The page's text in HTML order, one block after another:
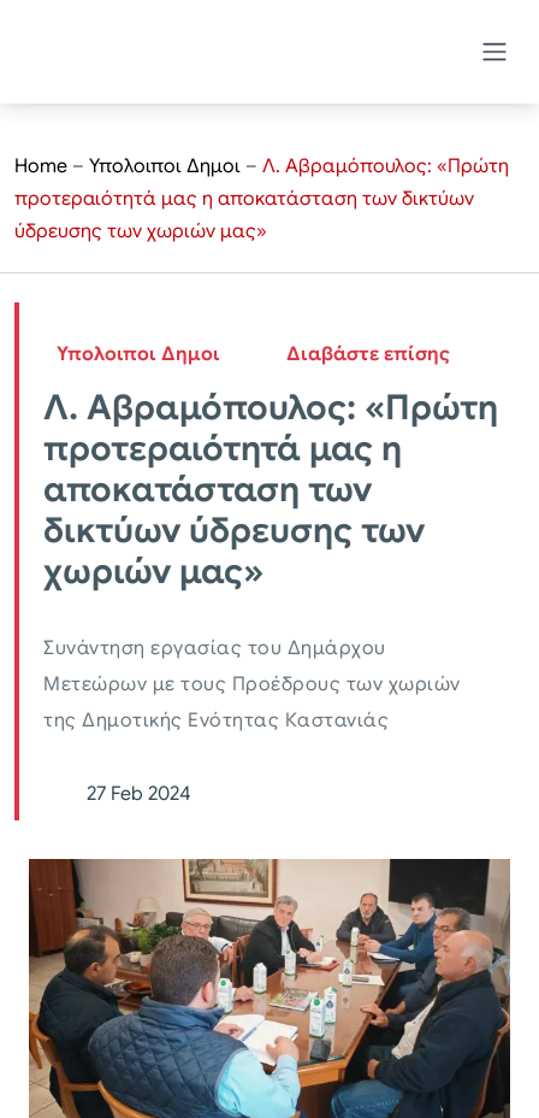
Home – Υπολοιποι Δημοι – Λ. Αβραμόπουλος: «Πρώτη
προτεραιότητά μας η αποκατάσταση των δικτύων
ύδρευσης των χωριών μας»
Υπολοιποι Δημοι Διαβάστε επίσης
Λ. Αβραμόπουλος: «Πρώτη
προτεραιότητά μας η
αποκατάσταση των
δικτύων ύδρευσης των
χωριών μας»
Συνάντηση εργασίας του Δημάρχου
Μετεώρων με τους Προέδρους των χωριών
της Δημοτικής Ενότητας Καστανιάς
27 Feb 2024